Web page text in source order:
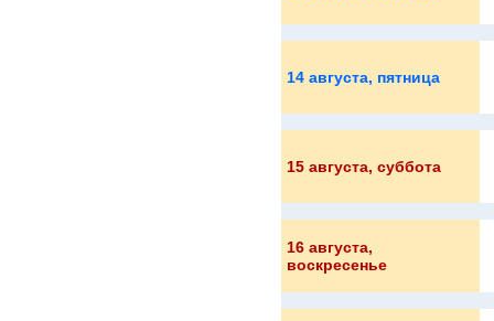
14 августа, пятница
15 августа, суббота
16 августа,
воскресенье